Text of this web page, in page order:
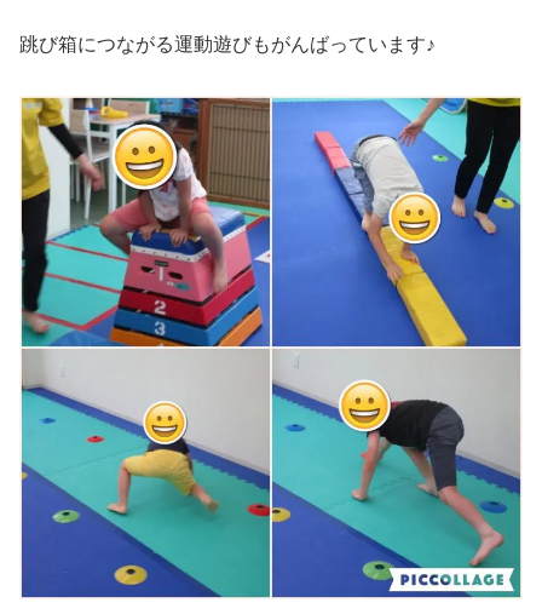
跳び箱につながる運動遊びもがんばっています♪